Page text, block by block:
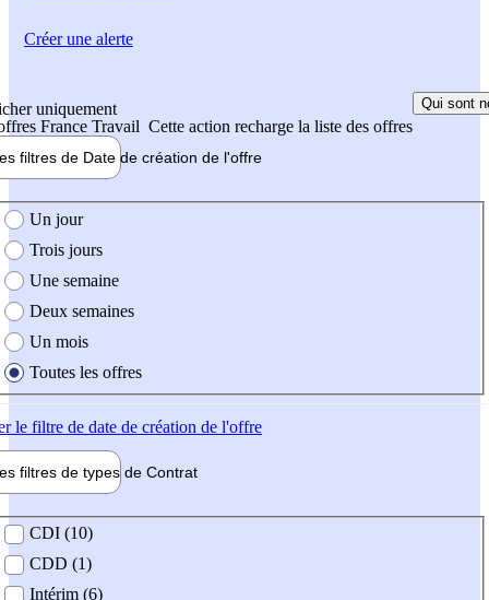
uniquement
France Travail Cette action recharge la liste des offres
Qui sont
filtres de Date de création de l'offre
création de l'offre
Un jour
Trois jours
Une semaine
Deux semaines
Un mois
Toutes les offres
le filtre de date de création de l'offre
filtres de types de Contrat
contrat
CDI (10)
CDD (1)
Intérim (6)
Créer une alerte